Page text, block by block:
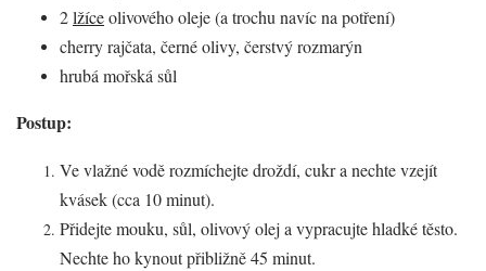
2lžíceolivového oleje (a trochu navíc na potření)
cherry rajčata, černé olivy, čerstvý rozmarýn
hrubá mořská sůl
Postup:
Ve vlažné vodě rozmíchejte droždí, cukr a nechte vzejít
kvásek (cca 10 minut).
Přidejte mouku, sůl, olivový olej a vypracujte hladké těsto.
Nechte ho kynout přibližně 45 minut.